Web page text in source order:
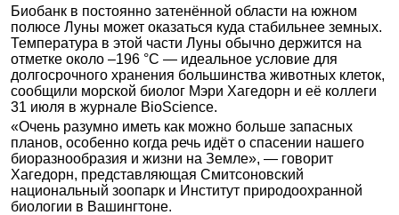
Биобанк в постоянно затенённой области на южном
полюсе Луны может оказаться куда стабильнее земных.
Температура в этой части Луны обычно держится на
отметке около –196 °C — идеальное условие для
долгосрочного хранения большинства животных клеток,
сообщили морской биолог Мэри Хагедорн и её коллеги
31 июля в журнале BioScience.
«Очень разумно иметь как можно больше запасных
планов, особенно когда речь идёт о спасении нашего
биоразнообразия и жизни на Земле», — говорит
Хагедорн, представляющая Смитсоновский
национальный зоопарк и Институт природоохранной
биологии в Вашингтоне.